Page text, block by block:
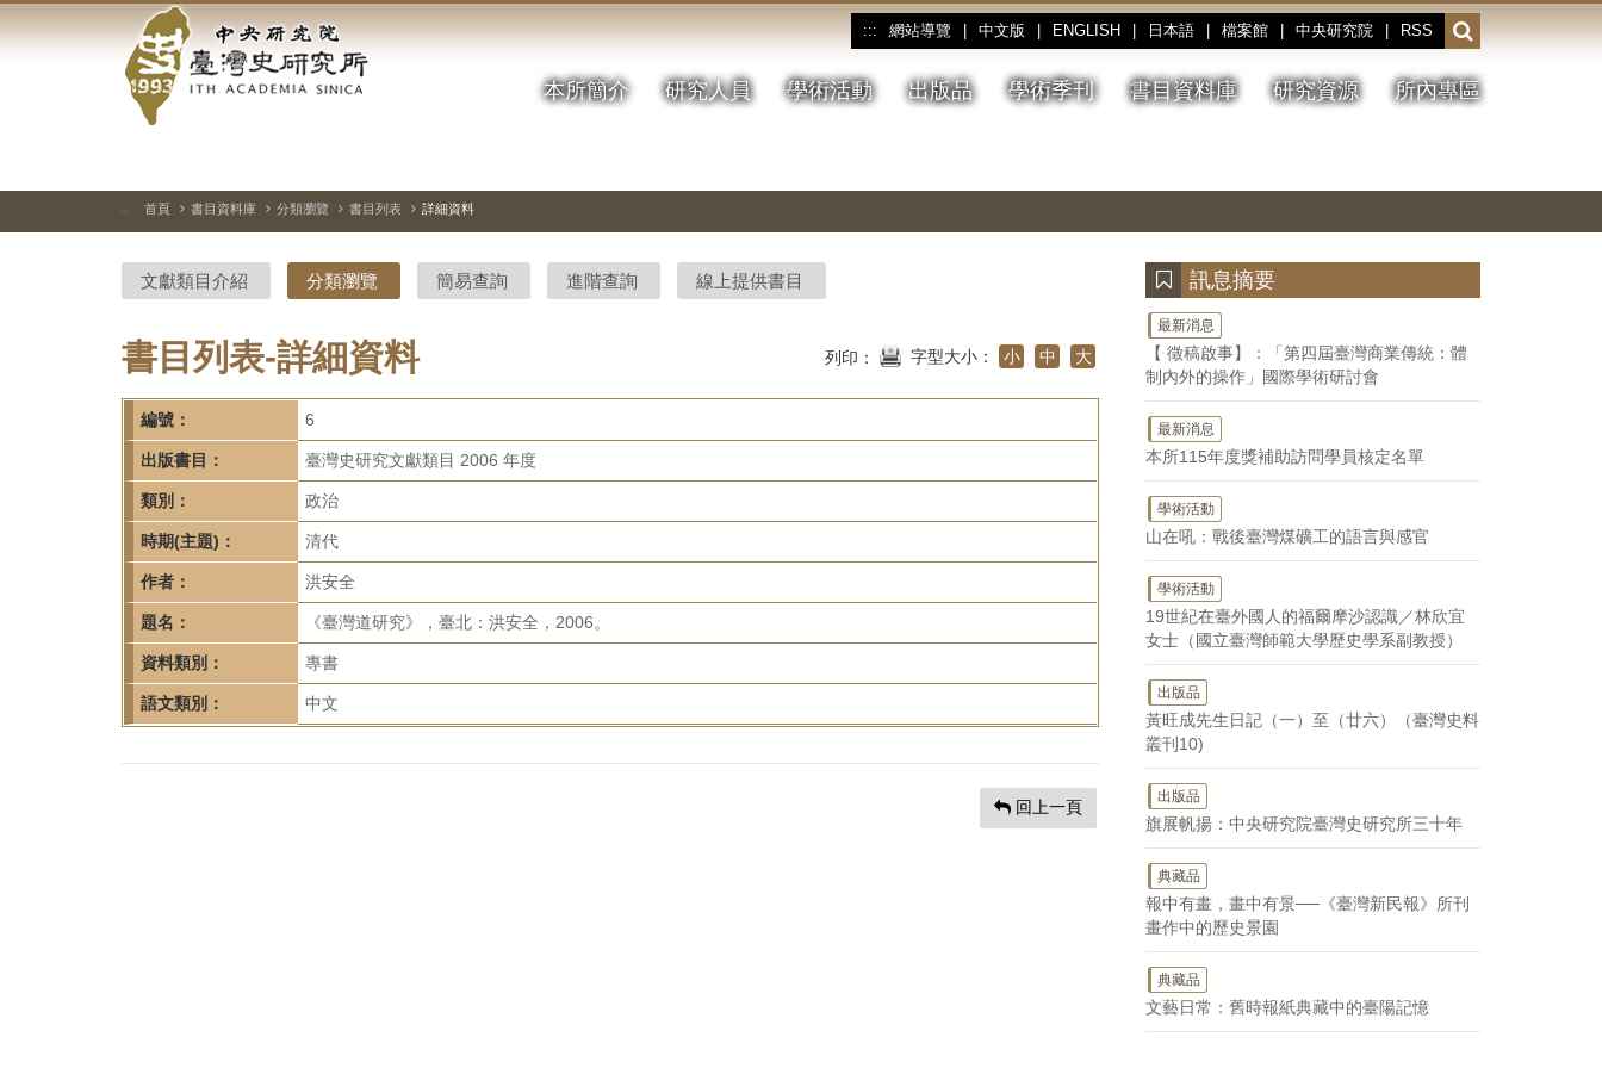
到
中
央
研
院-
臺
灣
史
研
究
所-
首
頁
::: 網站導覽 中文版 ENGLISH 日本語 檔案館 中央研究院 RSS
開
啟
或
收
本所簡介 研究人員 學術活動 出版品 學術季刊 書目資料庫 研究資源 所內專區
停、
圖
圖
結
::: 首頁 書目資料庫 分類瀏覽 書目列表 詳細資料
文獻類目介紹 分類瀏覽 簡易查詢 進階查詢 線上提供書目
書目列表-詳細資料 列印： 字型大小： 小 中 大
編號： 6
出版書目： 臺灣史研究文獻類目 2006 年度
類別： 政治
時期(主題)： 清代
作者： 洪安全
題名： 《臺灣道研究》，臺北：洪安全，2006。
資料類別： 專書
語文類別： 中文
回上一頁
訊息摘要
最新消息
【 徵稿啟事】：「第四屆臺灣商業傳統：體
制內外的操作」國際學術研討會
最新消息
本所115年度獎補助訪問學員核定名單
學術活動
山在吼：戰後臺灣煤礦工的語言與感官
學術活動
19世紀在臺外國人的福爾摩沙認識／林欣宜
女士（國立臺灣師範大學歷史學系副教授）
出版品
黃旺成先生日記（一）至（廿六）（臺灣史料
叢刊10)
出版品
旗展帆揚：中央研究院臺灣史研究所三十年
典藏品
報中有畫，畫中有景──《臺灣新民報》所刊
畫作中的歷史景園
典藏品
文藝日常：舊時報紙典藏中的臺陽記憶